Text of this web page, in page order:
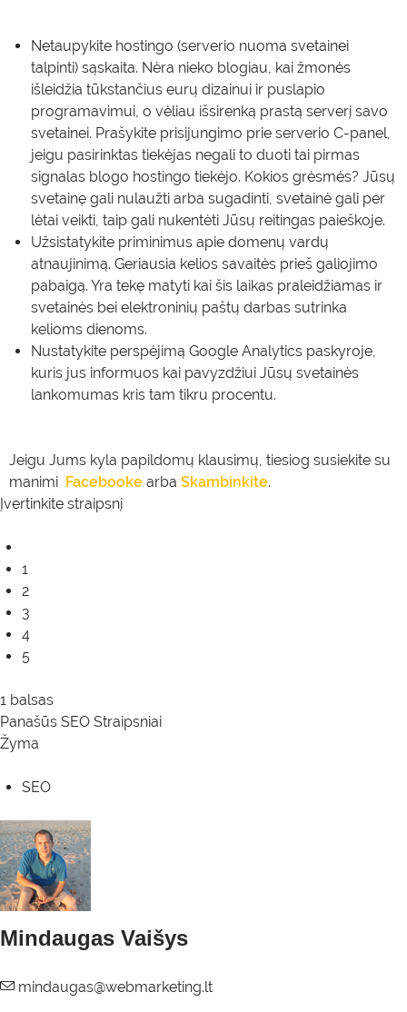
Netaupykite hostingo (serverio nuoma svetainei
talpinti) sąskaita. Nėra nieko blogiau, kai žmonės
išleidžia tūkstančius eurų dizainui ir puslapio
programavimui, o vėliau išsirenką prastą serverį savo
svetainei. Prašykite prisijungimo prie serverio C-panel,
jeigu pasirinktas tiekėjas negali to duoti tai pirmas
signalas blogo hostingo tiekėjo. Kokios grėsmės? Jūsų
svetainę gali nulaužti arba sugadinti, svetainė gali per
lėtai veikti, taip gali nukentėti Jūsų reitingas paieškoje.
Užsistatykite priminimus apie domenų vardų
atnaujinimą. Geriausia kelios savaitės prieš galiojimo
pabaigą. Yra tekę matyti kai šis laikas praleidžiamas ir
svetainės bei elektroninių paštų darbas sutrinka
kelioms dienoms.
Nustatykite perspėjimą Google Analytics paskyroje,
kuris jus informuos kai pavyzdžiui Jūsų svetainės
lankomumas kris tam tikru procentu.
Jeigu Jums kyla papildomų klausimų, tiesiog susiekite su
manimi Facebooke arba Skambinkite.
Įvertinkite straipsnį
1
2
3
4
5
1 balsas
Panašūs SEO Straipsniai
Žyma
SEO
Mindaugas Vaišys